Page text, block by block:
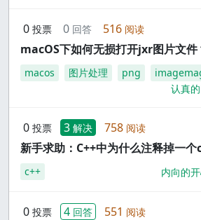
0 投票 0 回答 516 阅读
macOS下如何无损打开jxr图片文件
macos 图片处理 png
认真
0 投票 3 解决 758 阅读
新手求助：C++中为什么注释掉一
c++ 内向的
0 投票 4 回答 551 阅读